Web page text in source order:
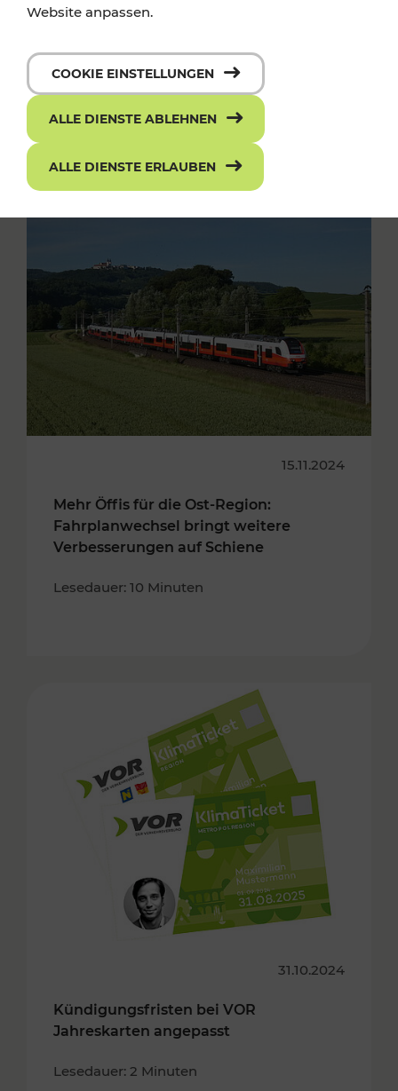
15.11.2024
Mehr Öffis für die Ost-Region:
Fahrplanwechsel bringt weitere
Verbesserungen auf Schiene
Lesedauer: 10 Minuten
31.10.2024
Kündigungsfristen bei VOR
Jahreskarten angepasst
Lesedauer: 2 Minuten
Website anpassen.
COOKIE EINSTELLUNGEN
ALLE DIENSTE ABLEHNEN
ALLE DIENSTE ERLAUBEN